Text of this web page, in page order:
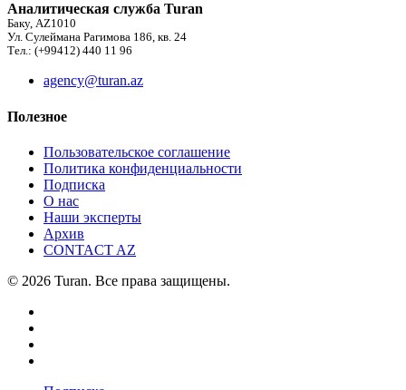
Аналитическая служба Turan
Баку, AZ1010
Ул. Сулеймана Рагимова 186, кв. 24
Тел.: (+99412) 440 11 96
agency@turan.az
Полезное
Пользовательское соглашение
Политика конфиденциальности
Подписка
О нас
Наши эксперты
Архив
CONTACT AZ
© 2026 Turan. Все права защищены.